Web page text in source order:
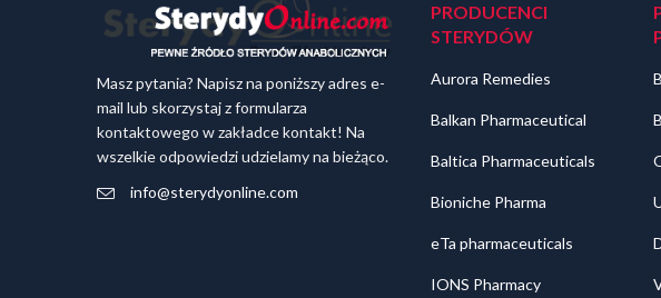
Masz pytania? Napisz na poniższy adres e-
mail lub skorzystaj z formularza
kontaktowego w zakładce kontakt! Na
wszelkie odpowiedzi udzielamy na bieżąco.
info@sterydyonline.com
PRODUCENCI
STERYDÓW
Aurora Remedies
Balkan Pharmaceutical
Baltica Pharmaceuticals
Bioniche Pharma
eTa pharmaceuticals
IONS Pharmacy